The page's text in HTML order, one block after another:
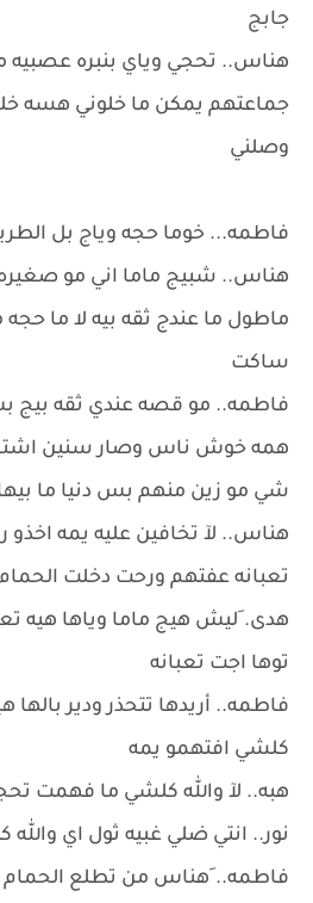
جابج
هناس.. تحجي وياي بنبره عصبيه
جماعتهم يمكن ما خلوني هسه
وصلني
فاطمه... خوما حجه وياج بل
هناس.. شبيج ماما اني مو
ماطول ما عندج ثقه بيه لا ما
ساكت
فاطمه.. مو قصه عندي ثقه بيج
همه خوش ناس وصار سنين
شي مو زين منهم بس دنيا ما
هناس.. لآ تخافين عليه يمه اخذو
تعبانه عفتهم ورحت دخلت
هدى. َليش هيج ماما وياها هيه
توها اجت تعبانه
فاطمه.. أريدها تتحذر ودير
كلشي افتهمو يمه
هبه.. لآ والله كلشي ما فهمت
نور.. انتي ضلي غبيه ثول اي
فاطمه.. َهناس من تطلع الحمام